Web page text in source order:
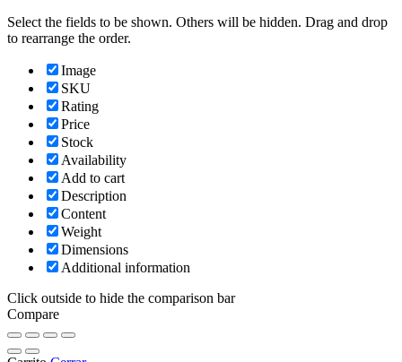
Select the fields to be shown. Others will be hidden. Drag and drop
to rearrange the order.
Image
SKU
Rating
Price
Stock
Availability
Add to cart
Description
Content
Weight
Dimensions
Additional information
Click outside to hide the comparison bar
Compare